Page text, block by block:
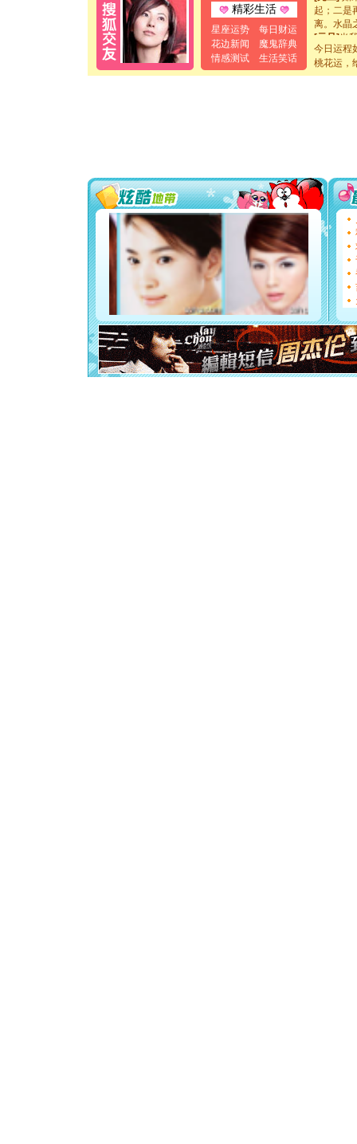
精彩生活
星座运势
每日财运
花边新闻
魔鬼辞典
情感测试
生活笑话
起；二是
离。水晶
[元旦]当
泣，这痛
卖了。水
[春节]风
要平安！
[圣诞节]
能正大光
都要快乐
[圣诞节]
如意,快
[元旦]
看
断电。
你是我
[元旦]
如
起；二
离。水晶
[元旦]当
泣，这痛
卖了。水
今日运程
桃花运，